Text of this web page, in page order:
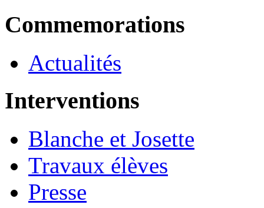
Commemorations
Actualités
Interventions
Blanche et Josette
Travaux élèves
Presse